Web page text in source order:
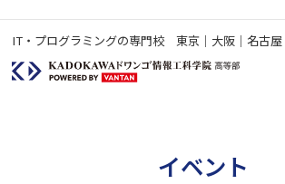
IT・プログラミングの専門校 東京｜大阪｜名古屋
イベント